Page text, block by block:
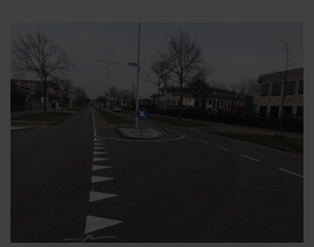
Nieuws
Deelauto
BNZ KVO
Noodkaart
Veilig bedrijventerrein